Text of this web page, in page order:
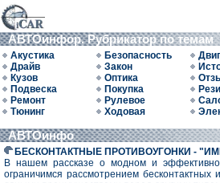
АВТОинфор. Рубрикатор по темам
Акустика Безопасность
Драйв
Закон
Кузов
Оптика
Подвеска
Покупка
Ремонт
Рулевое
Тюнинг
Ходовая
АВТОинфо
БЕСКОНТАКТНЫЕ ПРОТИВОУГОНКИ -
В нашем рассказе о модном и
ограничимся рассмотрением бесконтактных